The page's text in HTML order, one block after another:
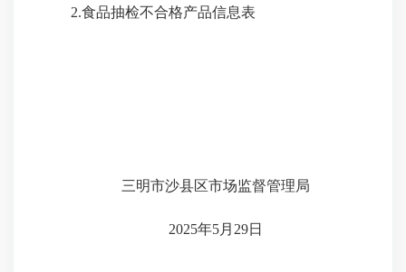
2.食品抽检不合格产品信息表
三明市沙县区市场监督管理局
2025年5月29日